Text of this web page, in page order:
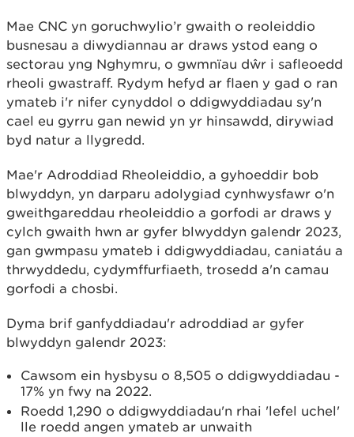
Mae CNC yn goruchwylio’r gwaith o reoleiddio
busnesau a diwydiannau ar draws ystod eang o
sectorau yng Nghymru, o gwmnïau dŵr i safleoedd
rheoli gwastraff. Rydym hefyd ar flaen y gad o ran
ymateb i'r nifer cynyddol o ddigwyddiadau sy'n
cael eu gyrru gan newid yn yr hinsawdd, dirywiad
byd natur a llygredd.
Mae'r Adroddiad Rheoleiddio, a gyhoeddir bob
blwyddyn, yn darparu adolygiad cynhwysfawr o'n
gweithgareddau rheoleiddio a gorfodi ar draws y
cylch gwaith hwn ar gyfer blwyddyn galendr 2023,
gan gwmpasu ymateb i ddigwyddiadau, caniatáu a
thrwyddedu, cydymffurfiaeth, trosedd a'n camau
gorfodi a chosbi.
Dyma brif ganfyddiadau'r adroddiad ar gyfer
blwyddyn galendr 2023:
Cawsom ein hysbysu o 8,505 o ddigwyddiadau -
17% yn fwy na 2022.
Roedd 1,290 o ddigwyddiadau'n rhai 'lefel uchel'
lle roedd angen ymateb ar unwaith